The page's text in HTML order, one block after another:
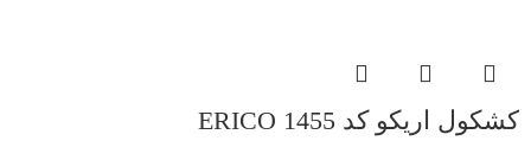
کشکول اریکو کد 1455 ERICO